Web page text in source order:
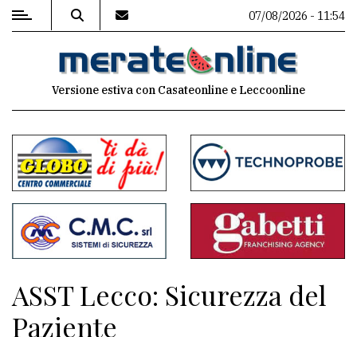
MENU
commenti
Contenuti
del
sito
Associazioni
07/08/2026 - 11:54
Versione estiva con Casateonline e Leccoonline
ASST Lecco: Sicurezza del
Paziente